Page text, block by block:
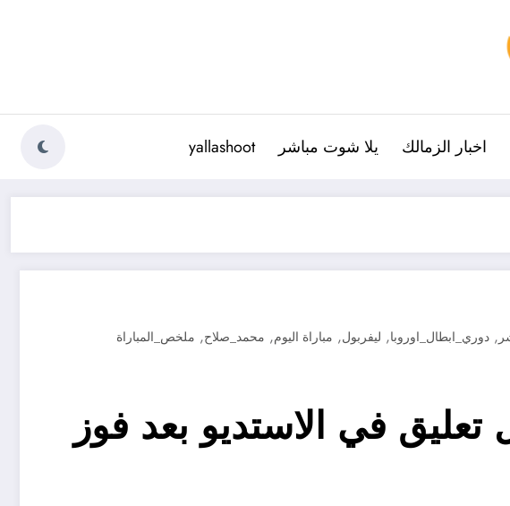
اخبار الزمالك يلا شوت مباشر yallashoot
,دوري_ابطال_اوروبا, ليفربول, مباراة اليوم, محمد_صلاح, ملخص_المباراة
في الاستديو بعد فوز